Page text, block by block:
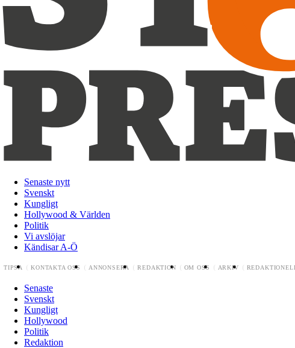
Senaste nytt
Svenskt
Kungligt
Hollywood & Världen
Politik
Vi avslöjar
Kändisar A-Ö
TIPSA KONTAKTA OSS ANNONSERA REDAKTION OM OSS ARKIV
Senaste
Svenskt
Kungligt
Hollywood
Politik
Redaktion